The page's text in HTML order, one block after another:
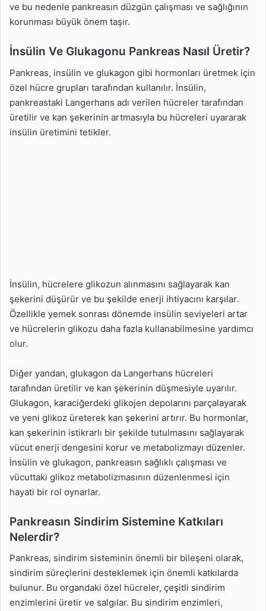
ve bu nedenle pankreasın düzgün çalışması ve sağlığının
korunması büyük önem taşır.
İnsülin Ve Glukagonu Pankreas Nasıl Üretir?
Pankreas, insülin ve glukagon gibi hormonları üretmek için
özel hücre grupları tarafından kullanılır. İnsülin,
pankreastaki Langerhans adı verilen hücreler tarafından
üretilir ve kan şekerinin artmasıyla bu hücreleri uyararak
insülin üretimini tetikler.
İnsülin, hücrelere glikozun alınmasını sağlayarak kan
şekerini düşürür ve bu şekilde enerji ihtiyacını karşılar.
Özellikle yemek sonrası dönemde insülin seviyeleri artar
ve hücrelerin glikozu daha fazla kullanabilmesine yardımcı
olur.
Diğer yandan, glukagon da Langerhans hücreleri
tarafından üretilir ve kan şekerinin düşmesiyle uyarılır.
Glukagon, karaciğerdeki glikojen depolarını parçalayarak
ve yeni glikoz üreterek kan şekerini artırır. Bu hormonlar,
kan şekerinin istikrarlı bir şekilde tutulmasını sağlayarak
vücut enerji dengesini korur ve metabolizmayı düzenler.
İnsülin ve glukagon, pankreasın sağlıklı çalışması ve
vücuttaki glikoz metabolizmasının düzenlenmesi için
hayati bir rol oynarlar.
Pankreasın Sindirim Sistemine Katkıları
Nelerdir?
Pankreas, sindirim sisteminin önemli bir bileşeni olarak,
sindirim süreçlerini desteklemek için önemli katkılarda
bulunur. Bu organdaki özel hücreler, çeşitli sindirim
enzimlerini üretir ve salgılar. Bu sindirim enzimleri,